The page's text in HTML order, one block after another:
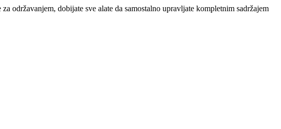
održavanjem, dobijate sve alate da samostalno upravljate kompletnim sadržajem